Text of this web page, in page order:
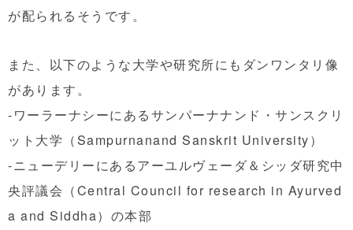
が配られるそうです。
また、以下のような大学や研究所にもダンワンタリ像
があります。
-ワーラーナシーにあるサンパーナナンド・サンスクリ
ット大学（Sampurnanand Sanskrit University）
-ニューデリーにあるアーユルヴェーダ＆シッダ研究中
央評議会（Central Council for research in Ayurved
a and Siddha）の本部